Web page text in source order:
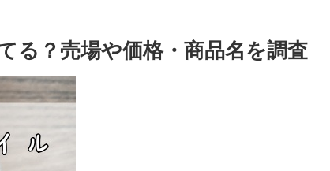
る？売場や価格・商品名を調査